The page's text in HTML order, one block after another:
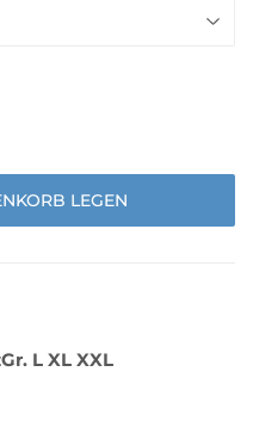
LEGEN
Gr. L XL XXL